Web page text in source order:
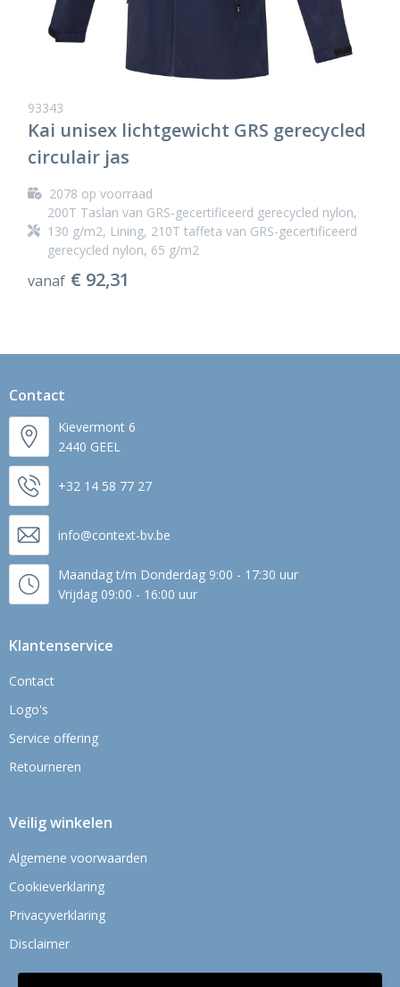
93343
Kai unisex lichtgewicht GRS gerecycled
circulair jas
2078 op voorraad
200T Taslan van GRS-gecertificeerd gerecycled nylon,
130 g/m2, Lining, 210T taffeta van GRS-gecertificeerd
gerecycled nylon, 65 g/m2
vanaf € 92,31
Contact
Kievermont 6
2440 GEEL
+32 14 58 77 27
info@context-bv.be
Maandag t/m Donderdag 9:00 - 17:30 uur
Vrijdag 09:00 - 16:00 uur
Klantenservice
Contact
Logo's
Service offering
Retourneren
Veilig winkelen
Algemene voorwaarden
Cookieverklaring
Privacyverklaring
Disclaimer